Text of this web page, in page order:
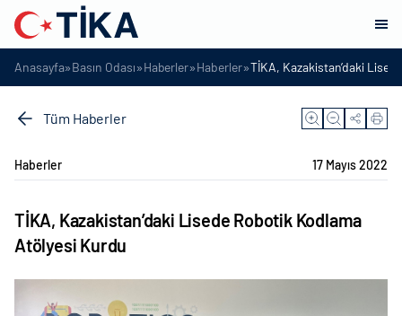
Anasayfa»Basın Odası»Haberler»Haberler»TİKA, Kazakistan’daki
Tüm Haberler
Haberler 17 Mayıs 2022
TİKA, Kazakistan’daki Lisede Robotik Kodlama
Atölyesi Kurdu